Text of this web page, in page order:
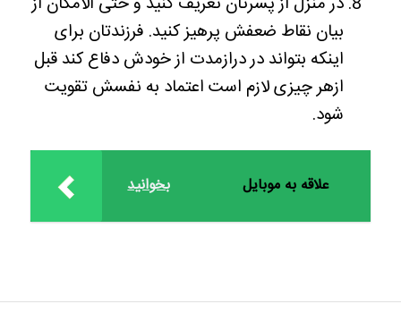
بیان نقاط ضعفش پرهیز کنید. فرزندتان برای
اینکه بتواند در درازمدت از خودش دفاع کند قبل
ازهر چیزی لازم است اعتماد به نفسش تقویت
شود.
بخوانید علاقه به موبایل